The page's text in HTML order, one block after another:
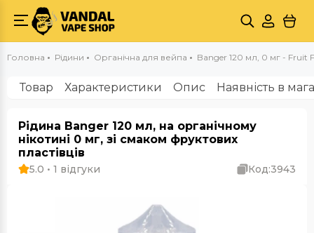
Головна Рідини Органічна для вейпа Banger 120 мл, 0 мг - Fruit
Товар Характеристики Опис Наявність в
Рідина Banger 120 мл, на органічному
нікотині 0 мг, зі смаком фруктових
пластівців
5.0 • 1 відгуки Код:3943